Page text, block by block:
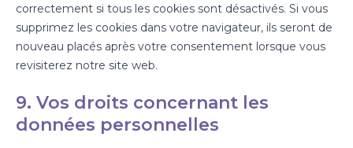
correctement si tous les cookies sont désactivés. Si vous
supprimez les cookies dans votre navigateur, ils seront de
nouveau placés après votre consentement lorsque vous
revisiterez notre site web.
9. Vos droits concernant les
données personnelles